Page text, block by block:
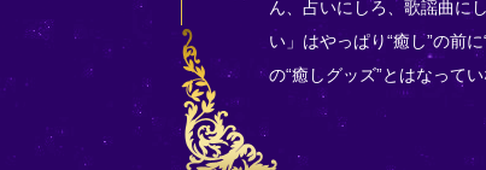
ん、占いにしろ、歌謡曲に
い」はやっぱり“癒し”の前
の“癒しグッズ”とはなって